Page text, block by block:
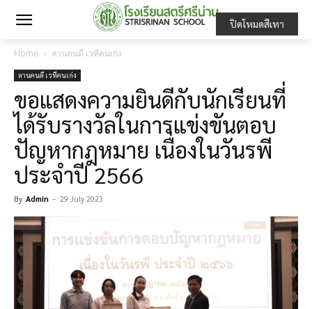
Home ลานคนดี เวทีคนเก่ง
ลานคนดี เวทีคนเก่ง
ขอแสดงความยินดีกับนักเรียนที่
ได้รับรางวัลในการแข่งขันตอบ
ปัญหากฎหมาย เนื่องในวันรพี
ประจำปี 2566
By Admin - 29 July 2023
ปิดโหมดสีเทา